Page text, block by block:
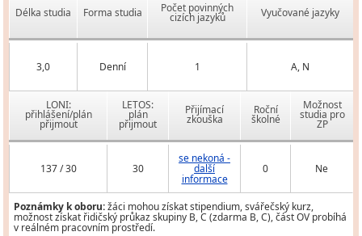
Délka studia Forma studia Počet povinných
cizích jazyků Vyučované jazyky
3,0 Denní 1 A, N
LONI:
přihlášení/plán
přijmout
LETOS:
plán
přijmout
Přijímací
zkouška
Roční
školné
Možnost
studia pro
ZP
137 / 30 30
se nekoná -
další
informace
0 Ne
Poznámky k oboru:žáci mohou získat stipendium, svářečský kurz,
možnost získat řidičský průkaz skupiny B, C (zdarma B, C), část OV probíhá
v reálném pracovním prostředí.